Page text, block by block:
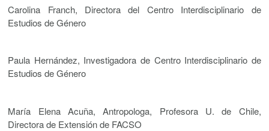
Carolina Franch, Directora del Centro Interdisciplinario de
Estudios de Género
Paula Hernández, Investigadora de Centro Interdisciplinario de
Estudios de Género
María Elena Acuña, Antropologa, Profesora U. de Chile,
Directora de Extensión de FACSO